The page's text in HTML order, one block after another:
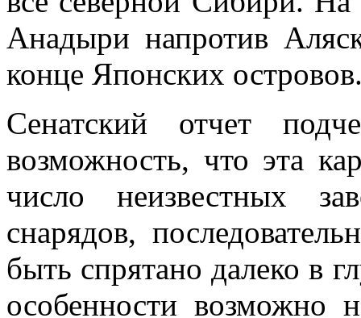
Анадыри напротив
конце Японских
Сенатский отчет
возможность, что эта
число неизвестных
снарядов,
быть спрятано далеко в
особенности возможно